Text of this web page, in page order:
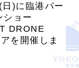
)に臨港パー
ショー
DRONE
を開催しま